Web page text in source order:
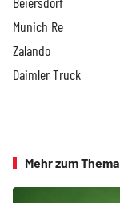
Munich Re
Zalando
Daimler Truck
Mehr zum Thema